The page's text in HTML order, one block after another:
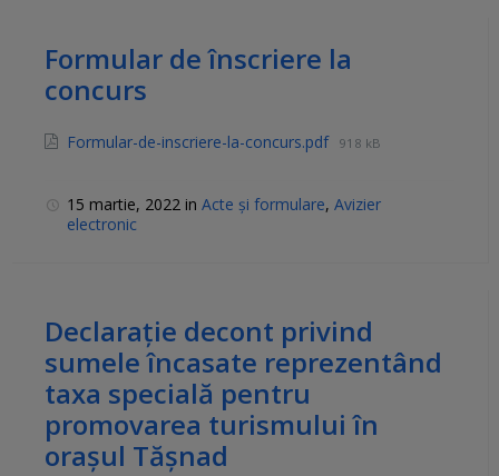
Formular de înscriere la
concurs
Formular-de-inscriere-la-concurs.pdf 918 kB
15 martie, 2022 in Acte și formulare, Avizier
electronic
Declarație decont privind
sumele încasate reprezentând
taxa specială pentru
promovarea turismului în
orașul Tășnad